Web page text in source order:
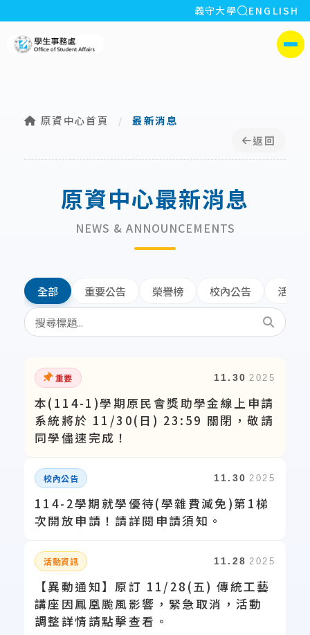
:::
義守大學 全站搜索
ENGLISH
原資中心首頁 /
最新消息
返回
原資中心最新消息
NEWS & ANNOUNCEMENTS
全部 重要公告 榮譽榜 校內公告 活動
11.30 2025
重要
本(114-1)學期原民會獎助學金線上申請
系統將於 11/30(日) 23:59 關閉，敬請
同學儘速完成！
11.30 2025
校內公告
114-2學期就學優待(學雜費減免)第1梯
次開放申請！請詳閱申請須知。
11.28 2025
活動資訊
【異動通知】原訂 11/28(五) 傳統工藝
講座因鳳凰颱風影響，緊急取消，活動
調整詳情請點擊查看。